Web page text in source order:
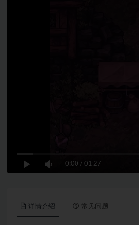
0:00 / 01:27
详情介绍 常见问题